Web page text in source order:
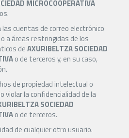
MICROCOOPERATIVA
cuentas de correo electrónico
a áreas restringidas de los
deAXURIBELTZA SOCIEDAD
o de terceros y, en su caso,
de propiedad intelectual o
violar la confidencialidad de la
SOCIEDAD
o de terceros.
de cualquier otro usuario.